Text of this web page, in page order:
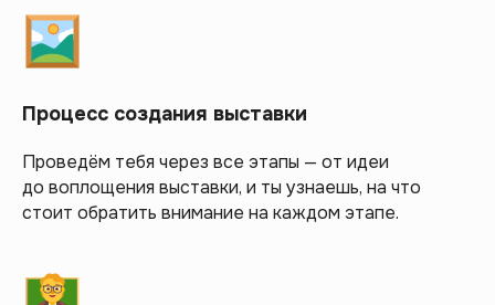
Процесс создания выставки
Проведём тебя через все этапы — от идеи
до воплощения выставки, и ты узнаешь, на что
стоит обратить внимание на каждом этапе.